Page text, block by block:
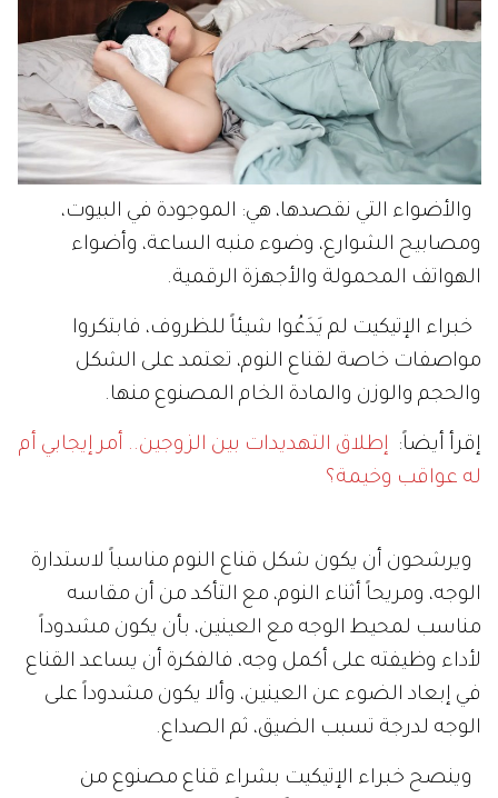
والأضواء التي نقصدها، هي: الموجودة في البيوت،
ومصابيح الشوارع، وضوء منبه الساعة، وأضواء
الهواتف المحمولة والأجهزة الرقمية.
خبراء الإتيكيت لم يَدَعُوا شيئاً للظروف، فابتكروا
مواصفات خاصة لقناع النوم، تعتمد على الشكل
والحجم والوزن والمادة الخام المصنوع منها.
إقرأ أيضاً: إطلاق التهديدات بين الزوجين.. أمر إيجابي أم
له عواقب وخيمة؟
ويرشحون أن يكون شكل قناع النوم مناسباً لاستدارة
الوجه، ومريحاً أثناء النوم، مع التأكد من أن مقاسه
مناسب لمحيط الوجه مع العينين، بأن يكون مشدوداً
لأداء وظيفته على أكمل وجه، فالفكرة أن يساعد القناع
في إبعاد الضوء عن العينين، وألا يكون مشدوداً على
الوجه لدرجة تسبب الضيق، ثم الصداع.
وينصح خبراء الإتيكيت بشراء قناع مصنوع من